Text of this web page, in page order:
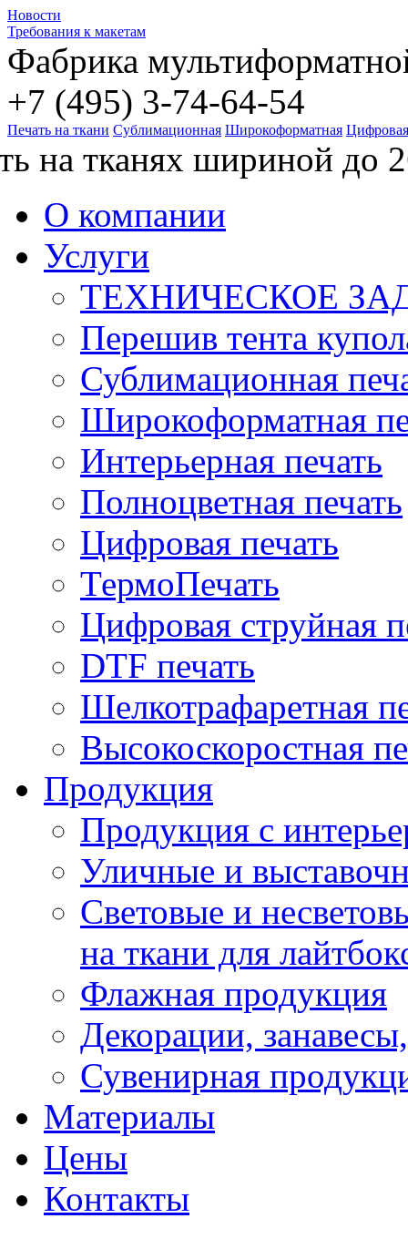
Новости
Требования к макетам
Фабрика
+7 (495) 3-74-64-54
Печать на ткани Сублимационная Широкоформатная Цифровая
на тканях шириной до
О компании
Услуги
ТЕХНИЧЕСКОЕ
Перешив тента
Сублимационная
Широкоформатная
Интерьерная печать
Полноцветная печать
Цифровая печать
ТермоПечать
Цифровая струйная
DTF печать
Шелкотрафаретная
Высокоскоростная
Продукция
Продукция с
Уличные и
Световые и
на ткани для
Флажная продукция
Декорации,
Сувенирная
Материалы
Цены
Контакты